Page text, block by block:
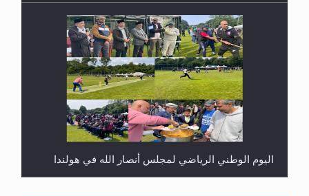
اليوم الوطني الرياضي لمجلس أنصار الله في هولندا